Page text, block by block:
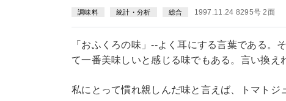
調味料 統計・分析 総合 1997.11.24 8295号 2面
「おふくろの味」‐‐よく耳にする言葉である
て一番美味しいと感じる味でもある。言い換え
私にとって慣れ親しんだ味と言えば、トマトジ